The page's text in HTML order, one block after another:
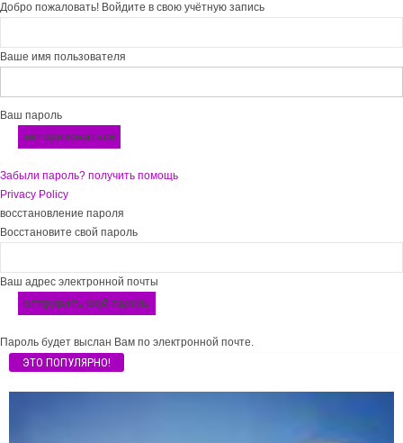
Добро пожаловать! Войдите в свою учётную запись
Ваше имя пользователя
Ваш пароль
Забыли пароль? получить помощь
Privacy Policy
восстановление пароля
Восстановите свой пароль
Ваш адрес электронной почты
Пароль будет выслан Вам по электронной почте.
ЭТО ПОПУЛЯРНО!